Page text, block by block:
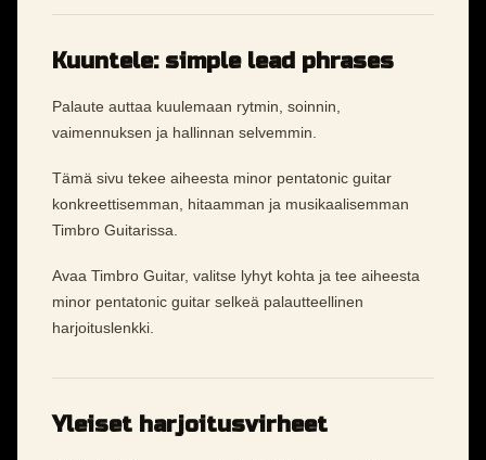
Kuuntele: simple lead phrases
Palaute auttaa kuulemaan rytmin, soinnin,
vaimennuksen ja hallinnan selvemmin.
Tämä sivu tekee aiheesta minor pentatonic guitar
konkreettisemman, hitaamman ja musikaalisemman
Timbro Guitarissa.
Avaa Timbro Guitar, valitse lyhyt kohta ja tee aiheesta
minor pentatonic guitar selkeä palautteellinen
harjoituslenkki.
Yleiset harjoitusvirheet